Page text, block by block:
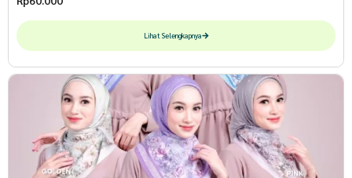
Lihat Selengkapnya